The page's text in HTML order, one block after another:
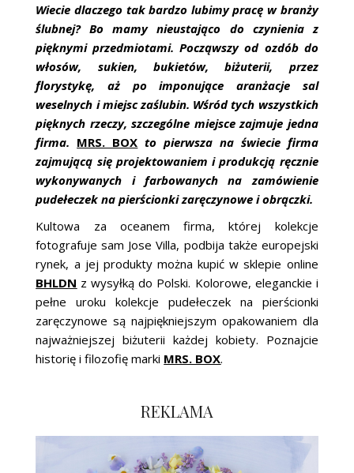
ŚLUBNE STYLE
MAGAZYNY
ARCHIWUM
Wiecie dlaczego tak bardzo lubimy pracę w branży
ślubnej? Bo mamy nieustająco do czynienia z
pięknymi przedmiotami. Począwszy od ozdób do
włosów, sukien, bukietów, biżuterii, przez
florystykę, aż po imponujące aranżacje sal
weselnych i miejsc zaślubin. Wśród tych wszystkich
pięknych rzeczy, szczególne miejsce zajmuje jedna
firma. MRS. BOX to pierwsza na świecie firma
zajmującą się projektowaniem i produkcją ręcznie
wykonywanych i farbowanych na zamówienie
pudełeczek na pierścionki zaręczynowe i obrączki.
Kultowa za oceanem firma, której kolekcje
fotografuje sam Jose Villa, podbija także europejski
rynek, a jej produkty można kupić w sklepie online
BHLDN z wysyłką do Polski. Kolorowe, eleganckie i
pełne uroku kolekcje pudełeczek na pierścionki
zaręczynowe są najpiękniejszym opakowaniem dla
najważniejszej biżuterii każdej kobiety. Poznajcie
historię i filozofię marki MRS. BOX.
REKLAMA